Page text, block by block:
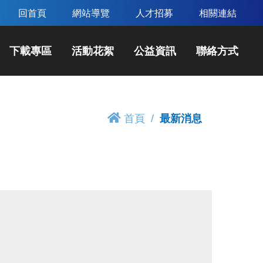
回首頁 網站導覽 人才招募 相關連結
下載專區 活動花絮 公益資訊 聯絡方式
首頁 最新消息